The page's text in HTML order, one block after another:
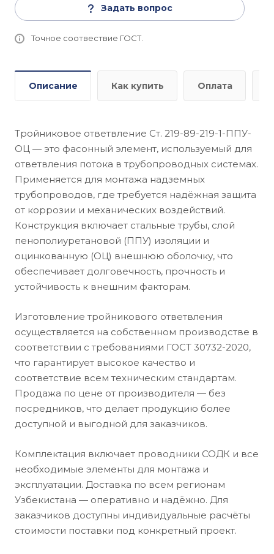
Задать вопрос
Точное соотвествие ГОСТ.
Описание Как купить Оплата
Тройниковое ответвление Ст. 219-89-219-1-ППУ-
ОЦ — это фасонный элемент, используемый для
ответвления потока в трубопроводных системах.
Применяется для монтажа надземных
трубопроводов, где требуется надёжная защита
от коррозии и механических воздействий.
Конструкция включает стальные трубы, слой
пенополиуретановой (ППУ) изоляции и
оцинкованную (ОЦ) внешнюю оболочку, что
обеспечивает долговечность, прочность и
устойчивость к внешним факторам.
Изготовление тройникового ответвления
осуществляется на собственном производстве в
соответствии с требованиями ГОСТ 30732-2020,
что гарантирует высокое качество и
соответствие всем техническим стандартам.
Продажа по цене от производителя — без
посредников, что делает продукцию более
доступной и выгодной для заказчиков.
Комплектация включает проводники СОДК и все
необходимые элементы для монтажа и
эксплуатации. Доставка по всем регионам
Узбекистана — оперативно и надёжно. Для
заказчиков доступны индивидуальные расчёты
стоимости поставки под конкретный проект.